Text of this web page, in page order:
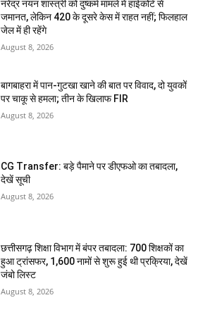
नरेंद्र नयन शास्त्री को दुष्कर्म मामले में हाईकोर्ट से
जमानत, लेकिन 420 के दूसरे केस में राहत नहीं; फिलहाल
जेल में ही रहेंगे
August 8, 2026
बागबाहरा में पान-गुटखा खाने की बात पर विवाद, दो युवकों
पर चाकू से हमला; तीन के खिलाफ FIR
August 8, 2026
CG Transfer: बड़े पैमाने पर डीएफओ का तबादला,
देखें सूची
August 8, 2026
छत्तीसगढ़ शिक्षा विभाग में बंपर तबादला: 700 शिक्षकों का
हुआ ट्रांसफर, 1,600 नामों से शुरू हुई थी प्रक्रिया, देखें
जंबो लिस्ट
August 8, 2026